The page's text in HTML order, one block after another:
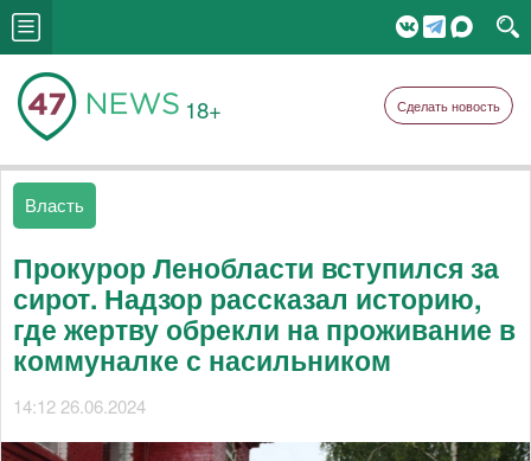
18+ Сделать новость
Власть
Прокурор Ленобласти вступился за
сирот. Надзор рассказал историю,
где жертву обрекли на проживание в
коммуналке с насильником
14:12 26.06.2024